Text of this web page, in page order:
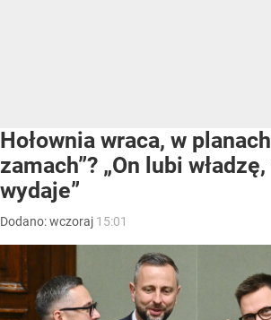
Hołownia wraca, w
zamach”? „On lubi
wydaje”
Dodano:wczoraj 15:01